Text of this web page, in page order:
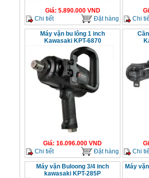
Giá: 5.890.000VND
Chi tiết
Đặt hàng
Chi
Máy vặn bu lông 1 inch
Kawasaki KPT-6870
Giá: 16.096.000 VND
Chi tiết
Đặt hàng
Chi
Máy vặn Buloong 3/4 inch
kawasaki KPT-285P
Máy